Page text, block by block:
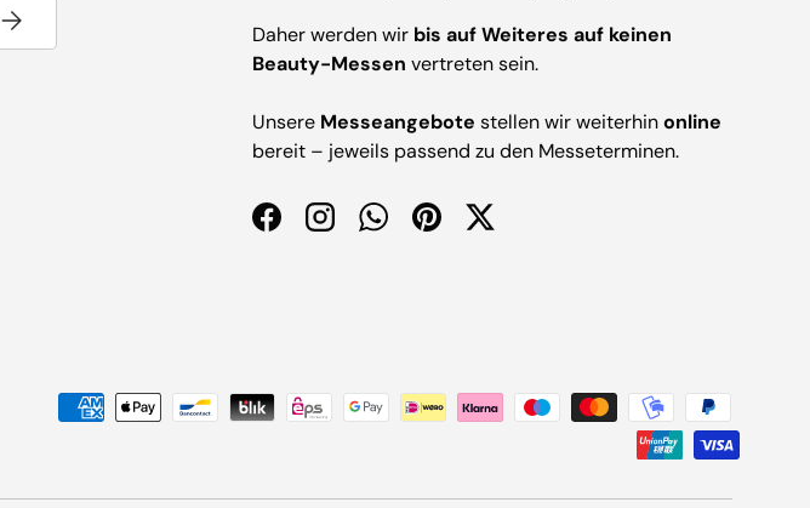
Abonnieren
Daher werden wir bis auf Weiteres auf keinen
Beauty-Messen vertreten sein.
Unsere Messeangebote stellen wir weiterhinonline
bereit – jeweils passend zu den Messeterminen.
FacebookInstagramWhatsAppPinterestTwitter
Zahlungsmethoden